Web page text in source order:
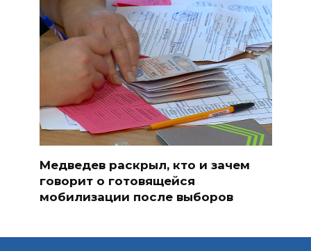
Медведев раскрыл, кто и зачем
говорит о готовящейся
мобилизации после выборов